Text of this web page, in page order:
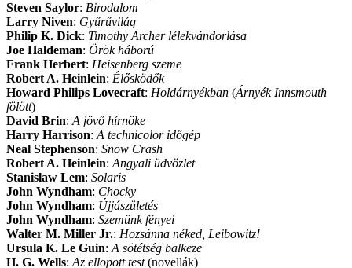
Steven Saylor: Birodalom
Larry Niven: Gyűrűvilág
Philip K. Dick: Timothy Archer lélekvándorlása
Joe Haldeman: Örök háború
Frank Herbert: Heisenberg szeme
Robert A. Heinlein: Élősködők
Howard Philips Lovecraft: Holdárnyékban (Árnyék Innsmouth
fölött)
David Brin: A jövő hírnöke
Harry Harrison: A technicolor időgép
Neal Stephenson: Snow Crash
Robert A. Heinlein: Angyali üdvözlet
Stanislaw Lem: Solaris
John Wyndham: Chocky
John Wyndham: Újjászületés
John Wyndham: Szemünk fényei
Walter M. Miller Jr.: Hozsánna néked, Leibowitz!
Ursula K. Le Guin: A sötétség balkeze
H. G. Wells: Az ellopott test(novellák)